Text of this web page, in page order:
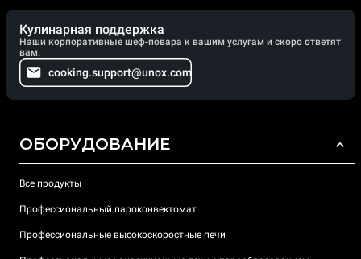
Кулинарная поддержка
Наши корпоративные шеф-повара к вашим услугам и скоро ответят
вам.
cooking.support@unox.com
ОБОРУДОВАНИЕ
Все продукты
Профессиональный пароконвектомат
Профессиональные высокоскоростные печи